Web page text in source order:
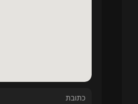
כתובת